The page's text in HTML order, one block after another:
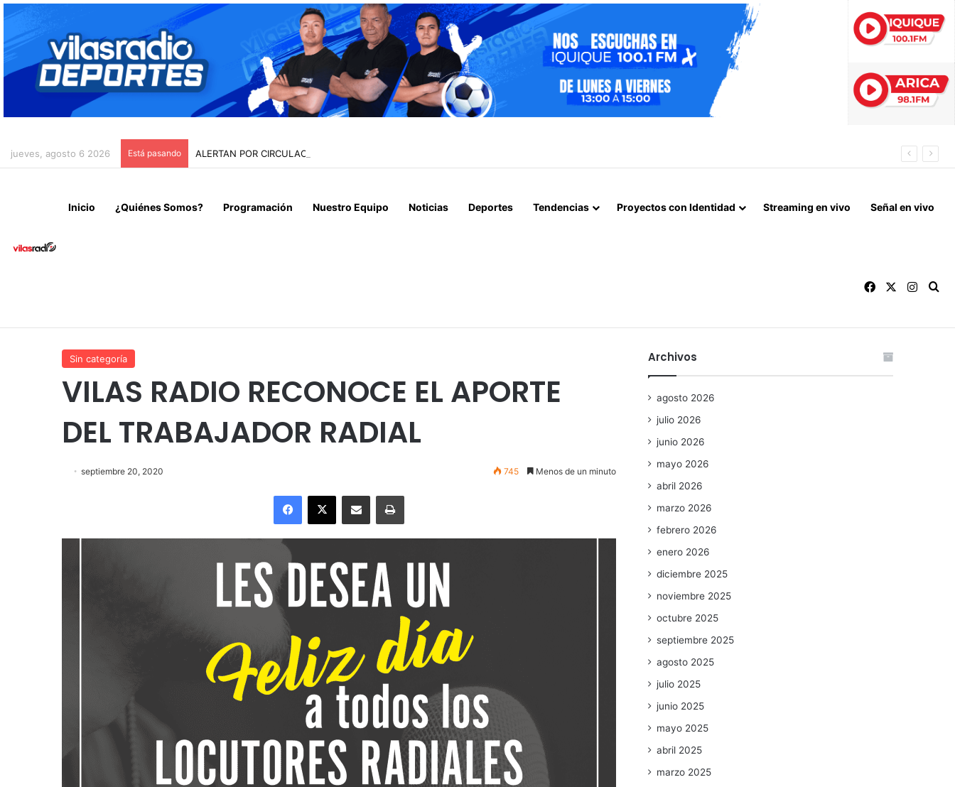
jueves, agosto 6 2026 Está pasando ALERTAN POR CIRCULACIÓN DE INFLUENZA AVIAR TRAS NUEVO HALLAZGO EN IQUIQUE
Inicio ¿Quiénes Somos? Programación Nuestro Equipo Noticias Deportes Tendencias Proyectos con Identidad Streaming en vivo Señal en vivo
Facebook
Sin categoría
VILAS RADIO RECONOCE EL APORTE
DEL TRABAJADOR RADIAL
septiembre 20, 2020 745 Menos de un minuto
Facebook
X Enviar vía email Imprimir
Archivos
agosto 2026
julio 2026
junio 2026
mayo 2026
abril 2026
marzo 2026
febrero 2026
enero 2026
diciembre 2025
noviembre 2025
octubre 2025
septiembre 2025
agosto 2025
julio 2025
junio 2025
mayo 2025
abril 2025
marzo 2025